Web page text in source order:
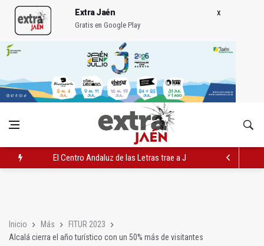
Extra Jaén
Gratis en Google Play
El Centro Andaluz de las Letras trae a Jaén al filósofo Omar
Inicio Más
FITUR 2023
Alcalá cierra el año turístico con un 50% más de visitantes